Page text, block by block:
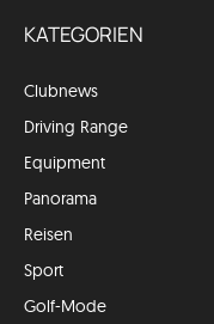
KATEGORIEN
Clubnews
Driving Range
Equipment
Panorama
Reisen
Sport
Golf-Mode